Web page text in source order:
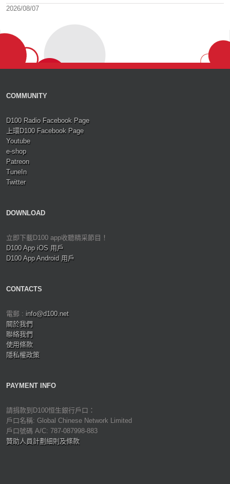
2026/08/07
COMMUNITY
D100 Radio Facebook Page
上環D100 Facebook Page
Youtube
e-shop
Patreon
TuneIn
Twitter
DOWNLOAD
立即下載D100 app收聽精采節目！
D100 App iOS 用戶
D100 App Android 用戶
CONTACTS
電郵 : info@d100.net
關於我們
聯絡我們
使用條款
隱私權政策
PAYMENT INFO
請捐款到D100恒生銀行戶口：
戶口名稱: Global Chinese Network Limited
戶口號碼 A/C: 787-087998-883
贊助人員計劃細則及條款